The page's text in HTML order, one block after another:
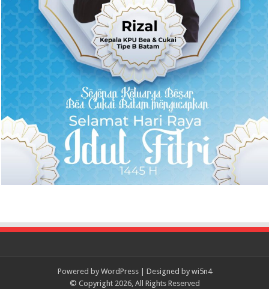
Powered by WordPress| Designed by wi5n4
© Copyright 2026, All Rights Reserved